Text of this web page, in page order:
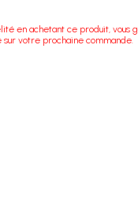
en achetant ce produit, vous
sur votre prochaine commande.